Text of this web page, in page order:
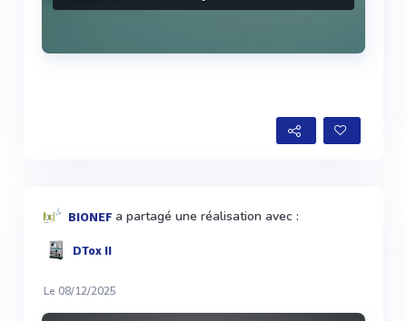
BIONEF a partagé une réalisation avec :
DTox II
Le 08/12/2025